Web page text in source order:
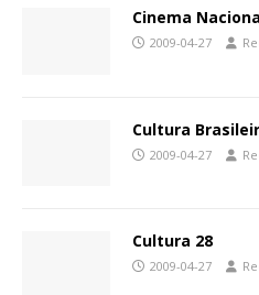
Cinema
2009-04-27
Cultura
2009-04-27
Cultura 28
2009-04-27